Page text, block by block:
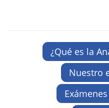
¿Qué es la
Nuestro